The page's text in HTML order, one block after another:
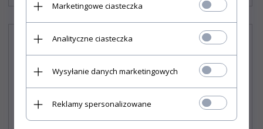
Marketingowe ciasteczka
Analityczne ciasteczka
Wysyłanie danych marketingowych
Reklamy spersonalizowane